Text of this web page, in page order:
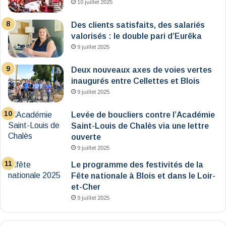
10 juillet 2025
Des clients satisfaits, des salariés
valorisés : le double pari d’Eurêka
9 juillet 2025
Deux nouveaux axes de voies vertes
inaugurés entre Cellettes et Blois
9 juillet 2025
Levée de boucliers contre l’Académie
Saint-Louis de Chalès via une lettre
ouverte
9 juillet 2025
Le programme des festivités de la
Fête nationale à Blois et dans le Loir-
et-Cher
9 juillet 2025